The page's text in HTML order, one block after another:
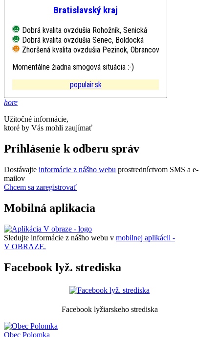
Bratislavský kraj
Dobrá kvalita ovzdušia Rohožník, Senická
Dobrá kvalita ovzdušia Senec, Boldocká
Zhoršená kvalita ovzdušia Pezinok, Obrancov mieru
Momentálne žiadna smogová situácia :-)
populair.sk
hore
Užitočné informácie,
ktoré by Vás mohli zaujímať
Prihlásenie k odberu správ
Dostávajte informácie z nášho webu prostredníctvom SMS a e-
mailov
Chcem sa zaregistrovať
Mobilná aplikacia
Sledujte informácie z nášho webu v mobilnej aplikácii -
V OBRAZE.
Facebook lyž. strediska
Facebook lyžiarskeho strediska
Obec Polomka